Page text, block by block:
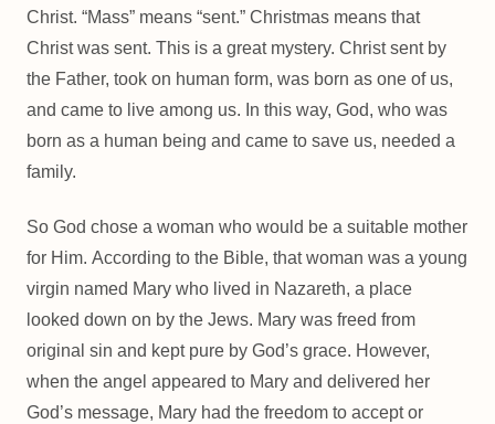
Christ. “Mass” means “sent.” Christmas means that
Christ was sent. This is a great mystery. Christ sent by
the Father, took on human form, was born as one of us,
and came to live among us. In this way, God, who was
born as a human being and came to save us, needed a
family.
So God chose a woman who would be a suitable mother
for Him. According to the Bible, that woman was a young
virgin named Mary who lived in Nazareth, a place
looked down on by the Jews. Mary was freed from
original sin and kept pure by God’s grace. However,
when the angel appeared to Mary and delivered her
God’s message, Mary had the freedom to accept or